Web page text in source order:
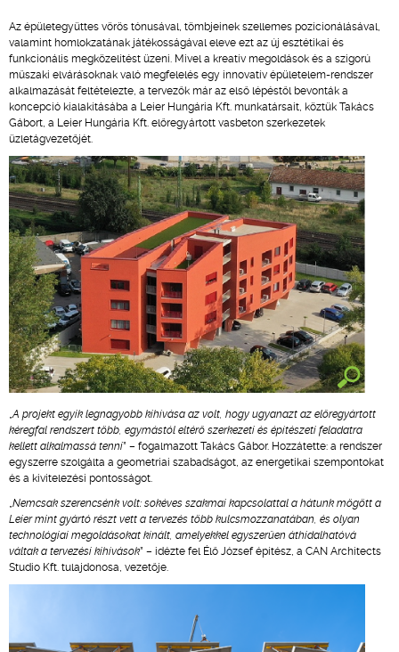
Az épületegyüttes vörös tónusával, tömbjeinek szellemes pozícionálásával,
valamint homlokzatának játékosságával eleve ezt az új esztétikai és
funkcionális megközelítést üzeni. Mivel a kreatív megoldások és a szigorú
műszaki elvárásoknak való megfelelés egy innovatív épületelem-rendszer
alkalmazását feltételezte, a tervezők már az első lépéstől bevonták a
koncepció kialakításába a Leier Hungária Kft. munkatársait, köztük Takács
Gábort, a Leier Hungária Kft. előregyártott vasbeton szerkezetek
üzletágvezetőjét.
„A projekt egyik legnagyobb kihívása az volt, hogy ugyanazt az előregyártott
kéregfal rendszert több, egymástól eltérő szerkezeti és építészeti feladatra
kellett alkalmassá tenni” – fogalmazott Takács Gábor. Hozzátette: a rendszer
egyszerre szolgálta a geometriai szabadságot, az energetikai szempontokat
és a kivitelezési pontosságot.
„Nemcsak szerencsénk volt: sokéves szakmai kapcsolattal a hátunk mögött a
Leier mint gyártó részt vett a tervezés több kulcsmozzanatában, és olyan
technológiai megoldásokat kínált, amelyekkel egyszerűen áthidalhatóvá
váltak a tervezési kihívások” – idézte fel Élő József építész, a CAN Architects
Studio Kft. tulajdonosa, vezetője.